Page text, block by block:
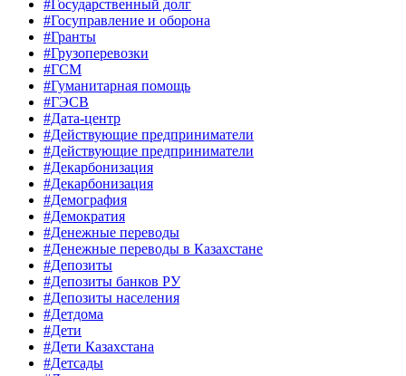
#Государственный долг
#Госуправление и оборона
#Гранты
#Грузоперевозки
#ГСМ
#Гуманитарная помощь
#ГЭСВ
#Дата-центр
#Действующие предприниматели
#Действующие предприниматели
#Декарбонизация
#Декарбонизация
#Демография
#Демократия
#Денежные переводы
#Денежные переводы в Казахстане
#Депозиты
#Депозиты банков РУ
#Депозиты населения
#Детдома
#Дети
#Дети Казахстана
#Детсады